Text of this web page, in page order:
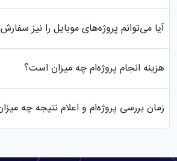
آیا می‌توانم پروژه‌های موبایل را نیز
هزینه انجام پروژه‌ام چه میزان است؟
زمان بررسی پروژه‌ام و اعلام نتیجه چه